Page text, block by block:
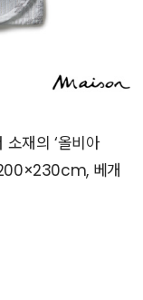
재의 ‘올비아
200×230cm, 베개